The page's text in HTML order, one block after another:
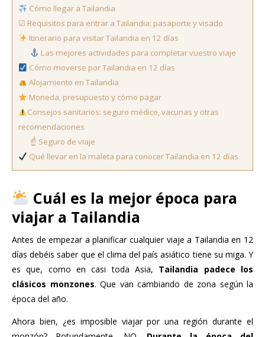
Cómo llegar a Tailandia
☑ Requisitos para entrar a Tailandia: pasaporte y visado
Itinerario para visitar Tailandia en 12 días
Las mejores actividades para completar vuestro viaje
Cómo moverse por Tailandia en 12 días
Alojamiento en Tailandia
Moneda, presupuesto y cómo pagar
Consejos sanitarios: seguro médico, vacunas y otras
recomendaciones
☝️ Seguro de viaje
Qué llevar en la maleta para conocer Tailandia en 12 días
Cuál es la mejor época para
viajar a Tailandia
Antes de empezar a planificar cualquier viaje a Tailandia en 12
días debéis saber que el clima del país asiático tiene su miga. Y
es que, como en casi toda Asia, Tailandia padece los
clásicos monzones. Que van cambiando de zona según la
época del año.
Ahora bien, ¿es imposible viajar por una región durante el